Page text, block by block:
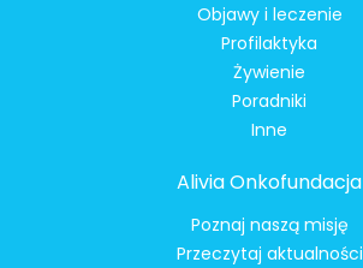
Objawy i leczenie
Profilaktyka
Żywienie
Poradniki
Inne
Alivia Onkofundacja
Poznaj naszą misję
Przeczytaj aktualności